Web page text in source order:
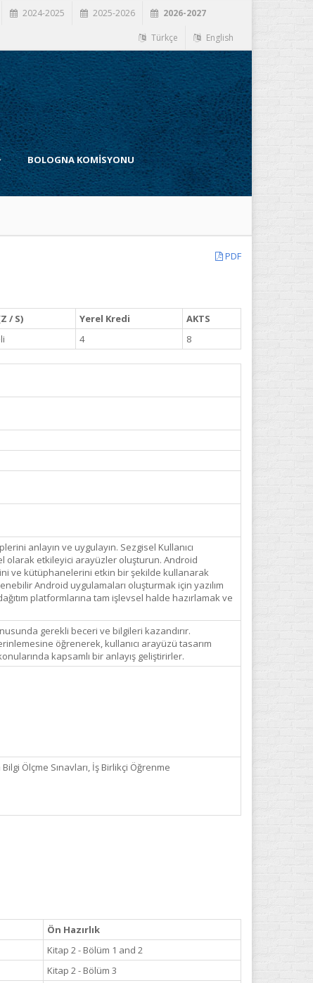
2024-2025 2025-2026 2026-2027
Türkçe English
BOLOGNA KOMİSYONU
PDF
/ S) Yerel Kredi
AKTS
4 8
anlayın ve uygulayın. Sezgisel Kullanıcı
olarak etkileyici arayüzler oluşturun. Android
ve kütüphanelerini etkin bir şekilde kullanarak
Android uygulamaları oluşturmak için yazılım
platformlarına tam işlevsel halde hazırlamak ve
gerekli beceri ve bilgileri kazandırır.
öğrenerek, kullanıcı arayüzü tasarım
kapsamlı bir anlayış geliştirirler.
Ölçme Sınavları, İş Birlikçi Öğrenme
Ön Hazırlık
Kitap 2 - Bölüm 1 and 2
Kitap 2 - Bölüm 3